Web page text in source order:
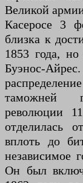
Великой
Касеросе 3
близка к
1853 года,
Буэнос-
таможней
революции
отделилась
вплоть до
независимое
Он был